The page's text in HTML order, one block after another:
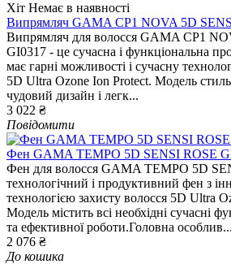
Хіт Немає в наявності
Випрямляч GAMA CP1 NOVA 5D
Випрямляч для волосся GAMA CP1
GI0317 - це сучасна і функціональна
має гарні можливості і сучасну
5D Ultra Ozone Ion Protect. Модель
чудовий дизайн і легк...
3 022 ₴
Повідомити
Фен GAMA TEMPO 5D SENSI ROSE
Фен для волосся GAMA TEMPO 5D
технологічний і продуктивний фен з
технологією захисту волосся 5D Ultra
Модель містить всі необхідні сучасні
та ефективної роботи.Головна особлив...
2 076 ₴
До кошика